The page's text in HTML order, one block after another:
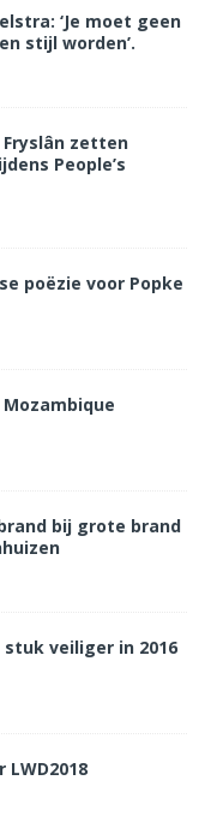
‘Je moet geen
stijl worden’.
zetten
People’s
poëzie voor Popke
bij grote brand
veiliger in 2016